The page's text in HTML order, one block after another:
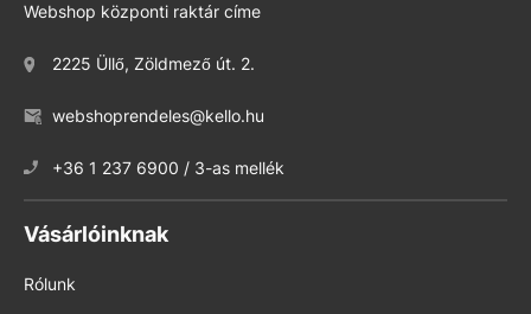
Webshop központi raktár címe
2225 Üllő, Zöldmező út. 2.
webshoprendeles@kello.hu
+36 1 237 6900 / 3-as mellék
Vásárlóinknak
Rólunk